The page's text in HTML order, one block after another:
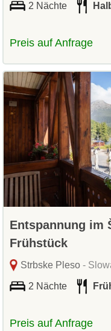
2 Nächte
Preis auf Anfrage
Entspannung im
Frühstück
Strbske Pleso-
2 Nächte
Preis auf Anfrage